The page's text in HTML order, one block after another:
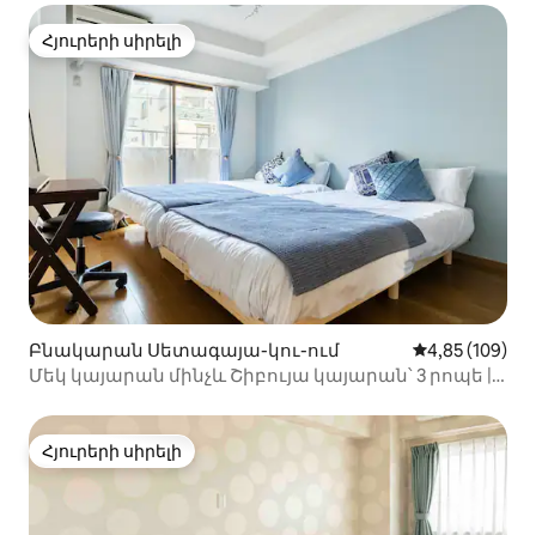
Հյուրերի սիրելի
Հյուրերի սիրելի
Բնակարան Սետագայա-կու-ում Միջին
4,85 (109)
Մեկ կայարան մինչև Շիբույա կայարան՝ 3 րոպե | 3
| Կատարյալ գտնվելու վայր, կիսակրկնակ և
երկտեղանի մահճակալներով...
Հյուրերի սիրելի
Հյուրերի սիրելի